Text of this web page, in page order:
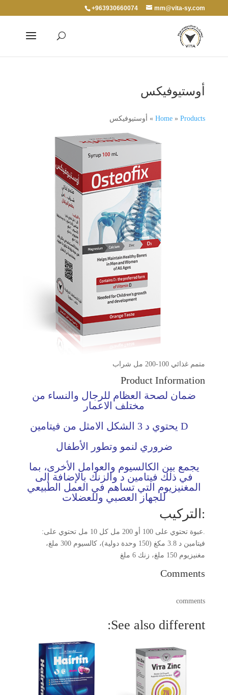
+963930660074 mm@vita-sy.com
أوستيوفيكس
Home »Products
» أوستيوفيكس
متمم غذائي 100-200 مل شراب
Product Information
ضمان لصحة العظام للرجال والنساء من
مختلف الاعمار
ضروري لنمو وتطور الأطفال
يجمع بين الكالسيوم والعوامل الأخرى، بما
في ذلك فيتامين د والزنك بالإضافة إلى
المغنيزيوم التي تساهم في العمل الطبيعي
للجهاز العصبي وللعضلات
:التركيب
.عبوة تحتوي على 100 أو 200 مل كل 10 مل تحتوي على:
فيتامين د 3.8 مكغ (150 وحدة دولية)، كالسيوم 300 ملغ،
مغنيزيوم 150 ملغ، زنك 6 ملغ
Comments
comments
See also different: